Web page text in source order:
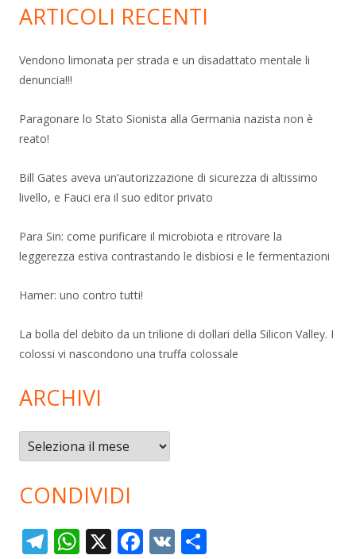
ARTICOLI RECENTI
Vendono limonata per strada e un disadattato mentale li
denuncia!!!
Paragonare lo Stato Sionista alla Germania nazista non è
reato!
Bill Gates aveva un’autorizzazione di sicurezza di altissimo
livello, e Fauci era il suo editor privato
Para Sin: come purificare il microbiota e ritrovare la
leggerezza estiva contrastando le disbiosi e le fermentazioni
Hamer: uno contro tutti!
La bolla del debito da un trilione di dollari della Silicon Valley. I
colossi vi nascondono una truffa colossale
ARCHIVI
Archivi
CONDIVIDI
T W X F V